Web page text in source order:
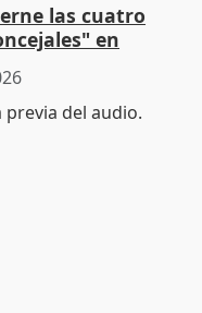
las cuatro
en